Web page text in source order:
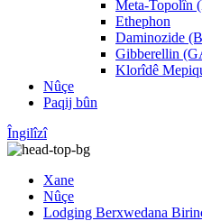
Meta-Topolîn
Ethephon
Daminozide
Gibberellin
Klorîdê
Nûçe
Paqij bûn
Îngilîzî
Xane
Nûçe
Lodging Berxwedana